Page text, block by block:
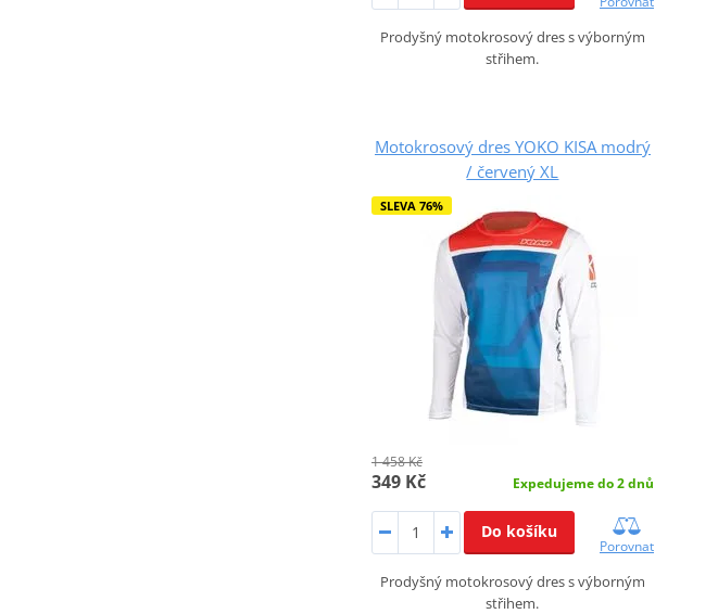
Prodyšný motokrosový dres s výborným
střihem.
Motokrosový dres YOKO KISA modrý
/ červený XL
SLEVA 76%
1 458 Kč
349 Kč Expedujeme do 2 dnů
Do košíku
Porovnat
Prodyšný motokrosový dres s výborným
střihem.